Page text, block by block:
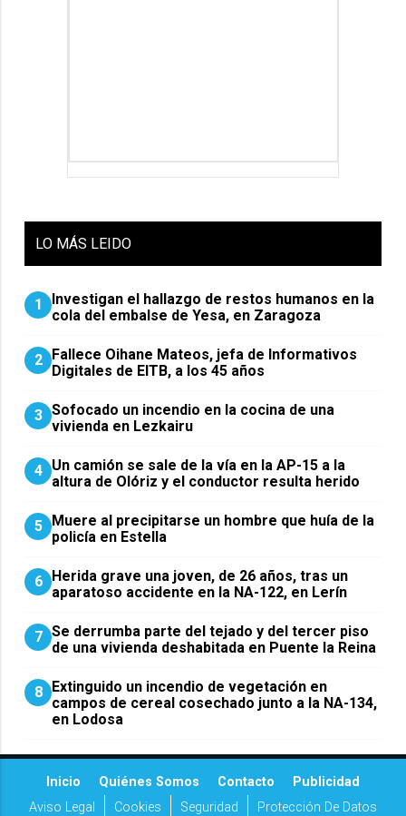
LO MÁS LEIDO
1
Investigan el hallazgo de restos humanos en la
cola del embalse de Yesa, en Zaragoza
2 Fallece Oihane Mateos, jefa de Informativos
Digitales de EITB, a los 45 años
3 Sofocado un incendio en la cocina de una
vivienda en Lezkairu
4 Un camión se sale de la vía en la AP-15 a la
altura de Olóriz y el conductor resulta herido
5 Muere al precipitarse un hombre que huía de la
policía en Estella
6 Herida grave una joven, de 26 años, tras un
aparatoso accidente en la NA-122, en Lerín
7 Se derrumba parte del tejado y del tercer piso
de una vivienda deshabitada en Puente la Reina
8 Extinguido un incendio de vegetación en
campos de cereal cosechado junto a la NA-134,
en Lodosa
Inicio Quiénes Somos Contacto
Publicidad
Aviso Legal
Cookies Seguridad Protección De Datos